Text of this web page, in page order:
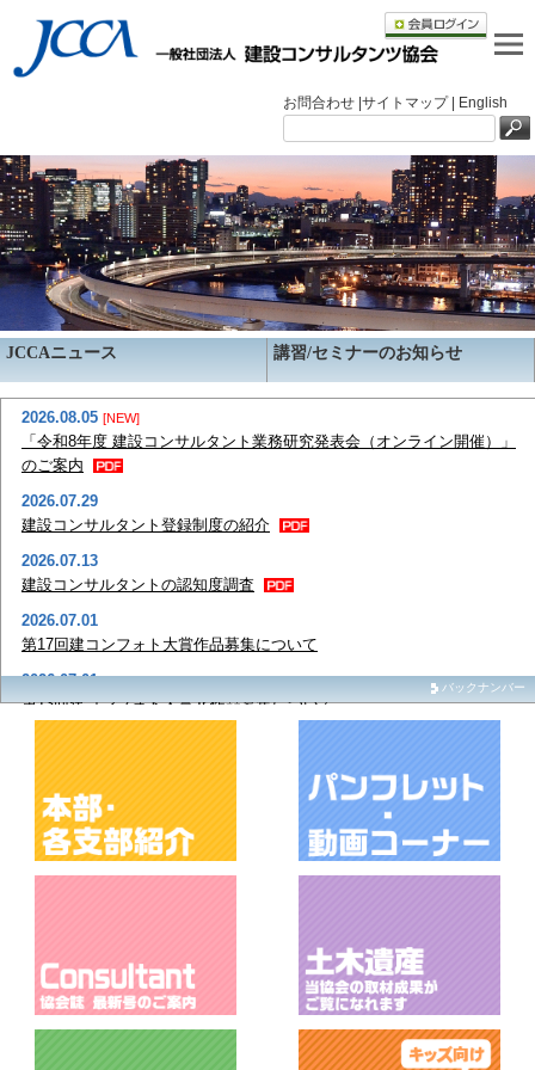
お問合わせ |サイトマップ | English
JCCAニュース
2026.08.05 [NEW]
「令和8年度 建設コンサルタント業務研究発表会（オンライン開催）」
のご案内
2026.07.29
建設コンサルタント登録制度の紹介
2026.07.13
建設コンサルタントの認知度調査
2026.07.01
第17回建コンフォト大賞作品募集について
2026.07.01
第13回建コンフォト大賞Jr.作品募集について
2026.06.11
令和7年度道路橋メンテナンス技術講習開催報告
建コンフォト大賞Jr. フォトモザイクアートの掲載について
2026.06.01
2026年度建設コンサルタンツ協会懸賞論文（学生論文）募集について
バックナンバー
講習/セミナーのお知らせ